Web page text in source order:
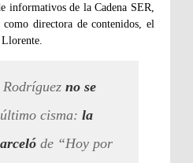
informativos de la Cadena SER,
directora de contenidos, el
Llorente.
Rodríguez no se
cisma: la
de “Hoy por